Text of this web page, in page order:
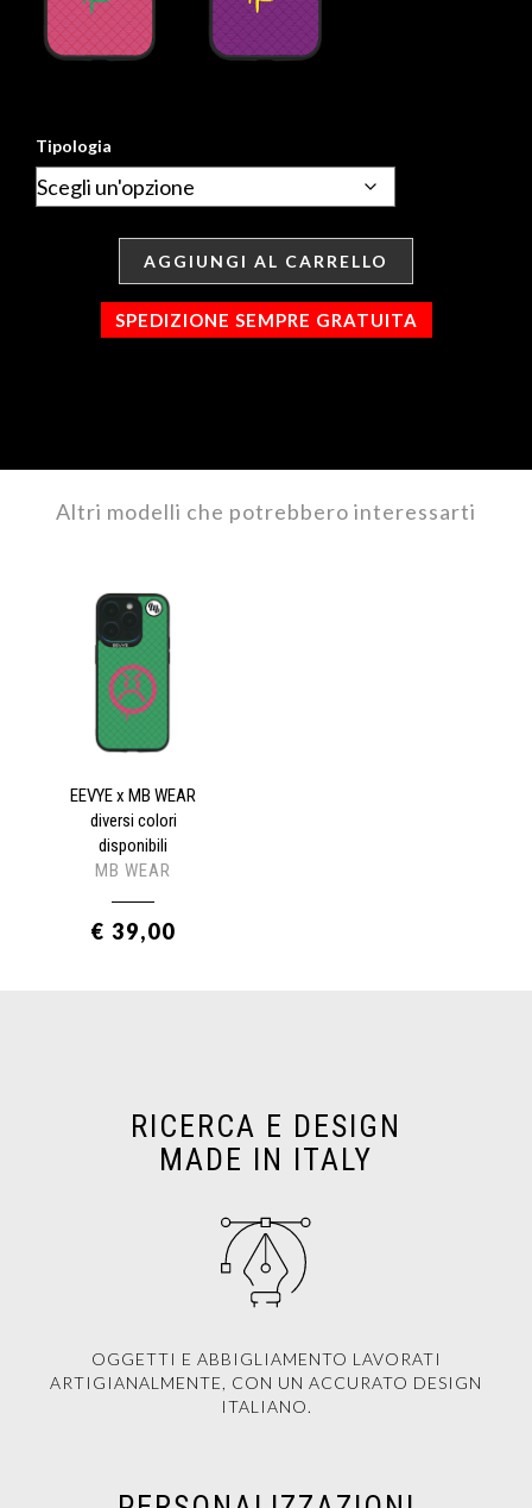
Tipologia
AGGIUNGI AL CARRELLO
SPEDIZIONE SEMPRE GRATUITA
Altri modelli che potrebbero interessarti
EEVYE x MB WEAR
diversi colori
disponibili
MB WEAR
€ 39,00
RICERCA E DESIGN
MADE IN ITALY
OGGETTI E ABBIGLIAMENTO LAVORATI
ARTIGIANALMENTE, CON UN ACCURATO DESIGN
ITALIANO.